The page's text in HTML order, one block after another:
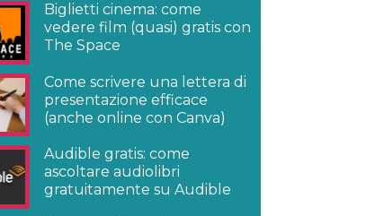
Biglietti cinema: come
vedere film (quasi) gratis con
The Space
Come scrivere una lettera di
presentazione efficace
(anche online con Canva)
Audible gratis: come
ascoltare audiolibri
gratuitamente su Audible